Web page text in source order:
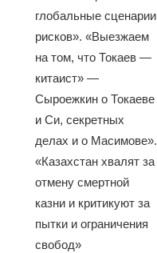
глобальные сценарии
рисков». «Выезжаем
на том, что Токаев —
китаист» —
Сыроежкин о Токаеве
и Си, секретных
делах и о Масимове».
«Казахстан хвалят за
отмену смертной
казни и критикуют за
пытки и ограничения
свобод»